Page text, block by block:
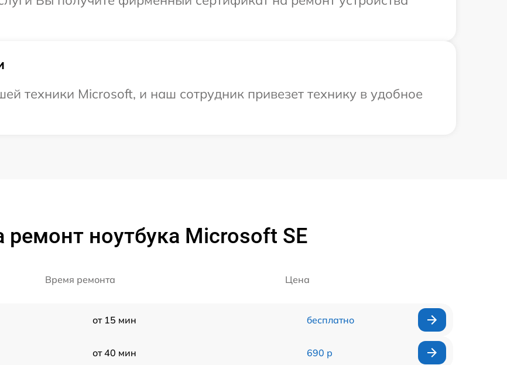
техники Microsoft, и наш сотрудник привезет технику в удобное
ноутбука Microsoft SE
Время ремонта Цена
от 15 мин бесплатно
от 40 мин 690 р